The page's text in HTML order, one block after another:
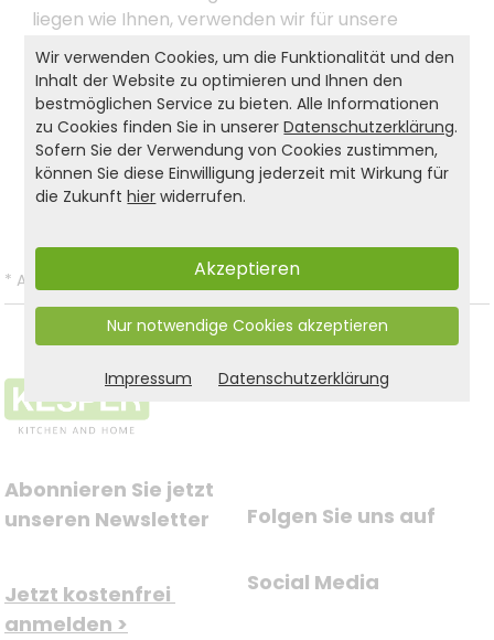
liegen wie Ihnen, verwenden wir für unsere
Kindermöbel ausschließlich FSC®-zertifiziertes
Material!
Produkt- und Sicherheitshinweise:
Zurück zur Liste
* Alle Preise inkl. gesetzl. MwSt. und zzgl.
Abonnieren Sie jetzt
unseren Newsletter
Jetzt kostenfrei
anmelden >
Folgen Sie uns auf
Social Media
Wir verwenden Cookies, um die Funktionalität und den
Inhalt der Website zu optimieren und Ihnen den
bestmöglichen Service zu bieten. Alle Informationen
zu Cookies finden Sie in unsererDatenschutzerklärung.
Sofern Sie der Verwendung von Cookies zustimmen,
können Sie diese Einwilligung jederzeit mit Wirkung für
die Zukunfthier widerrufen.
Akzeptieren
Nur notwendige Cookies akzeptieren
Impressum Datenschutzerklärung